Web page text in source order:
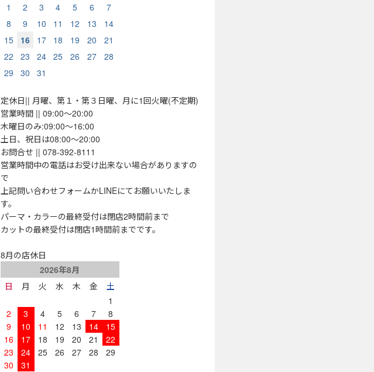
1
2 3 4 5 6
7
8
9 10 11 12 13
14
15
16 17 18 19 20
21
22
23 24 25 26 27
28
29
30 31
定休日|| 月曜、第１・第３日曜、月に1回火曜(不定期)
営業時間 || 09:00～20:00
木曜日のみ:09:00～16:00
土日、祝日は08:00～20:00
お問合せ || 078-392-8111
営業時間中の電話はお受け出来ない場合がありますの
で
上記問い合わせフォームかLINEにてお願いいたしま
す。
パーマ・カラーの最終受付は閉店2時間前まで
カットの最終受付は閉店1時間前までです。
8月の店休日
2026年8月
日
月 火 水 木 金
土
1
2
3 4 5 6 7
8
9
10 11 12 13 14
15
16
17 18 19 20 21
22
23
24 25 26 27 28
29
30
31